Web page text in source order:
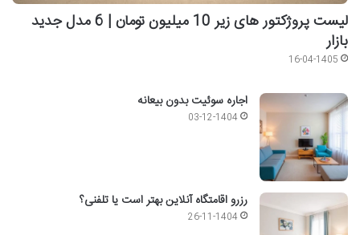
لیست پروژکتور های زیر 10 میلیون تومان | 6 مدل جدید
بازار
16-04-1405
اجاره سوئیت بدون بیعانه
03-12-1404
رزرو اقامتگاه آنلاین بهتر است یا تلفنی؟
26-11-1404